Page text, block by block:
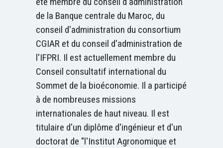
de la Banque centrale du Maroc, du
conseil d'administration du consortium
CGIAR et du conseil d'administration de
l'IFPRI. Il est actuellement membre du
Conseil consultatif international du
Sommet de la bioéconomie. Il a participé
à de nombreuses missions
internationales de haut niveau. Il est
titulaire d'un diplôme d'ingénieur et d'un
doctorat de "l'Institut Agronomique et